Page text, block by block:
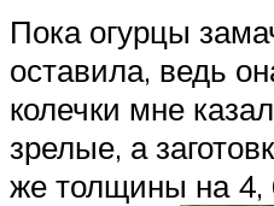
Пока огурцы
оставила, ведь
колечки мне
зрелые, а
же толщины на 4,